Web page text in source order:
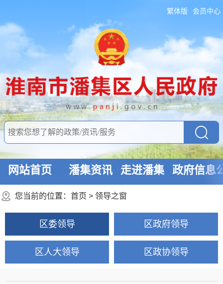
繁体版 会员中心
网站首页 潘集资讯 走进潘集 政府信息
您当前的位置： 首页 > 领导之窗
区委领导 区政府领导
区人大领导 区政协领导